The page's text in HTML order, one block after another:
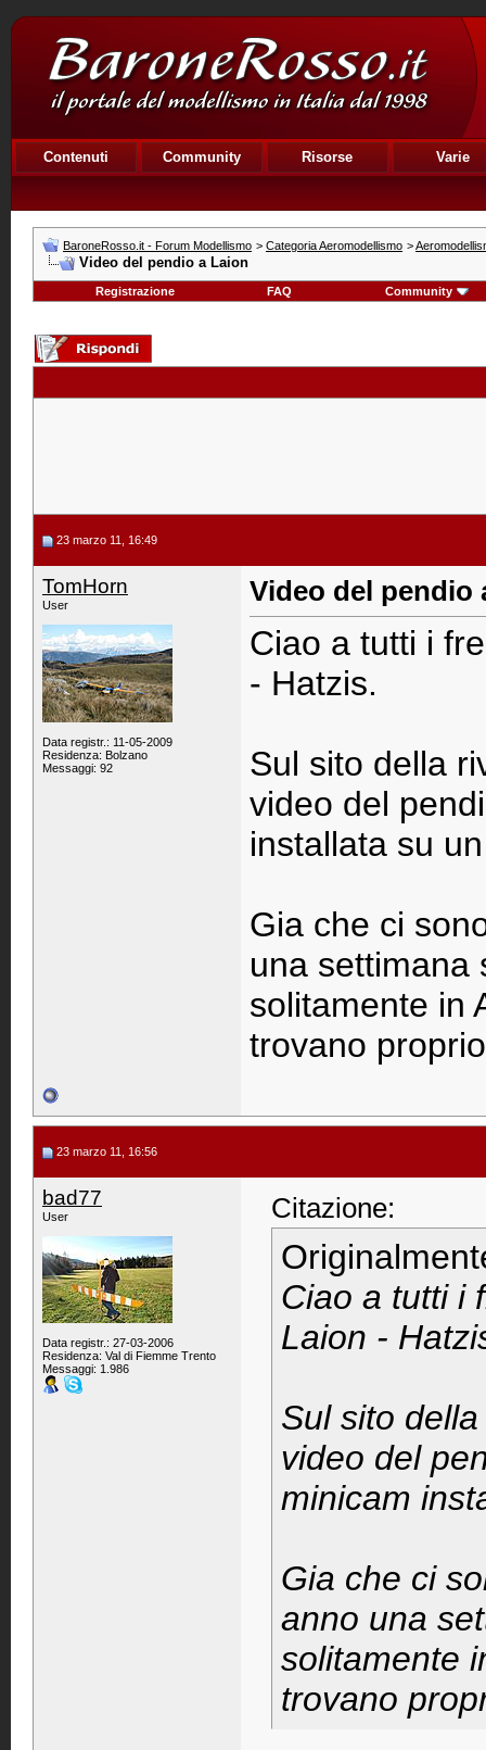
Contenuti Community Risorse Varie
BaroneRosso.it - Forum Modellismo > Categoria Aeromodellismo >
Video del pendio a Laion
Registrazione FAQ Community
23 marzo 11, 16:49
TomHorn
User
Data registr.: 11-05-2009
Residenza: Bolzano
Messaggi: 92
Video del pendio
Ciao a tutti i
- Hatzis.
Sul sito della
video del
installata su
Gia che ci
una settimana
solitamente in
trovano
23 marzo 11, 16:56
bad77
User
Data registr.: 27-03-2006
Residenza: Val di Fiemme Trento
Messaggi: 1.986
Citazione:
Ciao a tutti i
Laion -
Sul sito
video del
minicam
Gia che ci
anno una
solitamente
trovano